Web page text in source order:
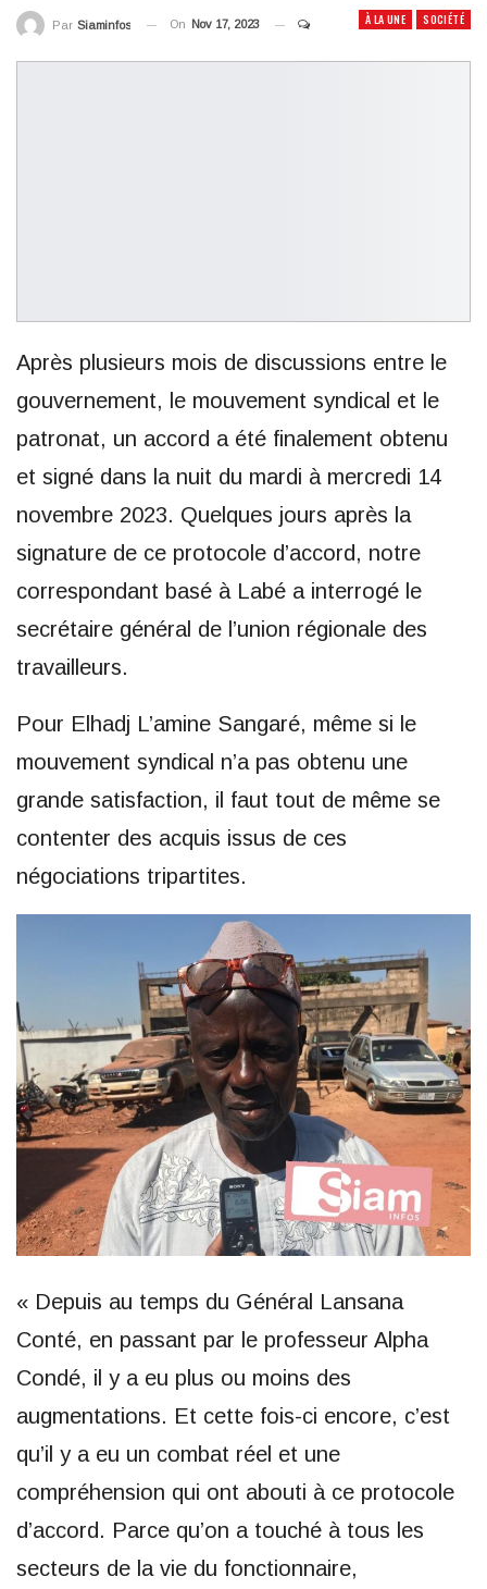
À LA UNE SOCIÉTÉ
Par Siaminfos On Nov 17, 2023
Après plusieurs mois de discussions entre le
gouvernement, le mouvement syndical et le
patronat, un accord a été finalement obtenu
et signé dans la nuit du mardi à mercredi 14
novembre 2023. Quelques jours après la
signature de ce protocole d’accord, notre
correspondant basé à Labé a interrogé le
secrétaire général de l’union régionale des
travailleurs.
Pour Elhadj L’amine Sangaré, même si le
mouvement syndical n’a pas obtenu une
grande satisfaction, il faut tout de même se
contenter des acquis issus de ces
négociations tripartites.
« Depuis au temps du Général Lansana
Conté, en passant par le professeur Alpha
Condé, il y a eu plus ou moins des
augmentations. Et cette fois-ci encore, c’est
qu’il y a eu un combat réel et une
compréhension qui ont abouti à ce protocole
d’accord. Parce qu’on a touché à tous les
secteurs de la vie du fonctionnaire,